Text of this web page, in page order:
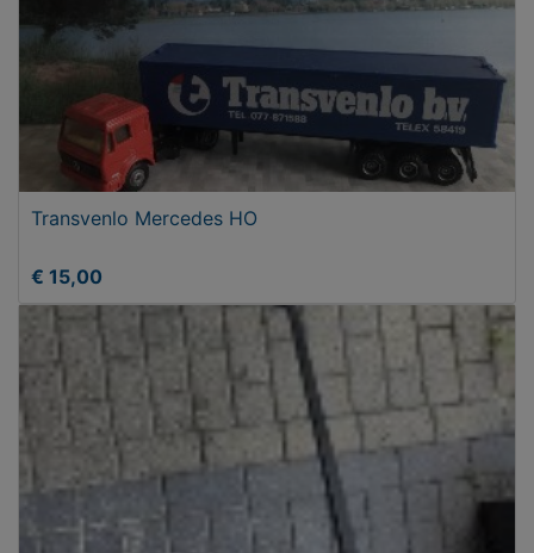
Transvenlo Mercedes HO
€ 15,00